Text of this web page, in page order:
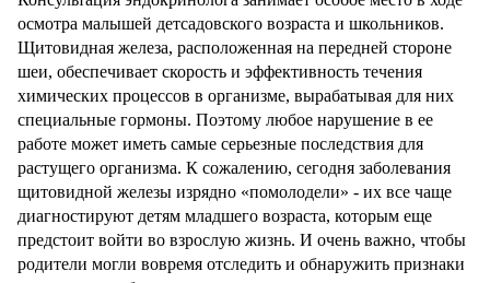
осмотра малышей детсадовского возраста и школьников.
Щитовидная железа, расположенная на передней стороне
шеи, обеспечивает скорость и эффективность течения
химических процессов в организме, вырабатывая для них
специальные гормоны. Поэтому любое нарушение в ее
работе может иметь самые серьезные последствия для
растущего организма. К сожалению, сегодня заболевания
щитовидной железы изрядно «помолодели» - их все чаще
диагностируют детям младшего возраста, которым еще
предстоит войти во взрослую жизнь. И очень важно, чтобы
родители могли вовремя отследить и обнаружить признаки